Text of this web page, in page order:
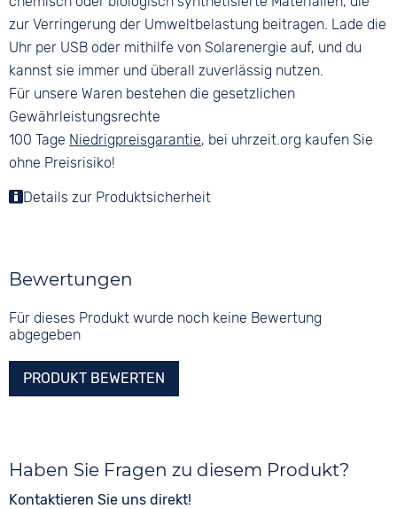
zur Verringerung der Umweltbelastung beitragen. Lade die
Uhr per USB oder mithilfe von Solarenergie auf, und du
kannst sie immer und überall zuverlässig nutzen.
Für unsere Waren bestehen die gesetzlichen
Gewährleistungsrechte
100 Tage Niedrigpreisgarantie, bei uhrzeit.org kaufen Sie
ohne Preisrisiko!
Details zur Produktsicherheit
Bewertungen
Für dieses Produkt wurde noch keine Bewertung
abgegeben
PRODUKT BEWERTEN
Haben Sie Fragen zu diesem Produkt?
Kontaktieren Sie uns direkt!